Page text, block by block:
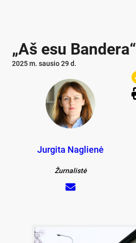
„Aš esu Bandera“
2025 m. sausio 29 d.
Jurgita Naglienė
Žurnalistė